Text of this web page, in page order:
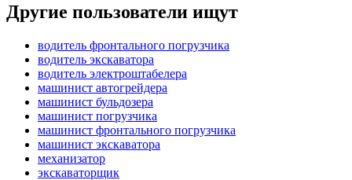
Другие пользователи ищут
водитель фронтального погрузчика
водитель экскаватора
водитель электроштабелера
машинист автогрейдера
машинист бульдозера
машинист погрузчика
машинист фронтального погрузчика
машинист экскаватора
механизатор
экскаваторщик